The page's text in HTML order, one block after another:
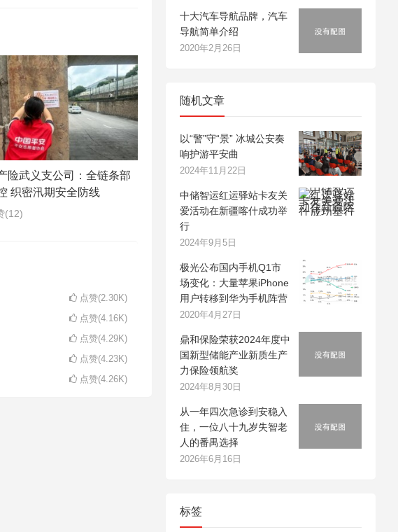
险武义支公司：全链条部
织密汛期安全防线
(12)
点赞(2.30K)
点赞(4.16K)
点赞(4.29K)
点赞(4.23K)
点赞(4.26K)
十大汽车导航品牌，汽车
导航简单介绍
2020年2月26日
随机文章
以“警”守“景” 冰城公安奏
响护游平安曲
2024年11月22日
中储智运红运驿站卡友关
爱活动在新疆喀什成功举
行
2024年9月5日
极光公布国内手机Q1市
场变化：大量苹果iPhone
用户转移到华为手机阵营
2020年4月27日
鼎和保险荣获2024年度中
国新型储能产业新质生产
力保险领航奖
2024年8月30日
从一年四次急诊到安稳入
住，一位八十九岁失智老
人的番禺选择
2026年6月16日
标签